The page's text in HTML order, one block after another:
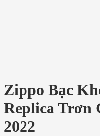
Zippo Bạc
Replica Trơn
2022